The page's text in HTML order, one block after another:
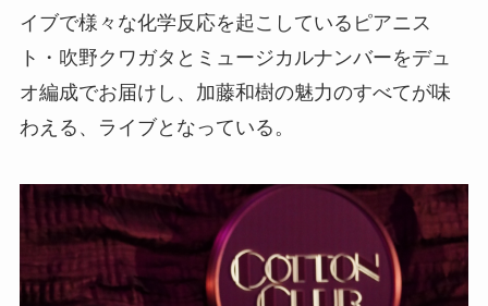
イブで様々な化学反応を起こしているピアニス
ト・吹野クワガタとミュージカルナンバーをデュ
オ編成でお届けし、加藤和樹の魅力のすべてが味
わえる、ライブとなっている。